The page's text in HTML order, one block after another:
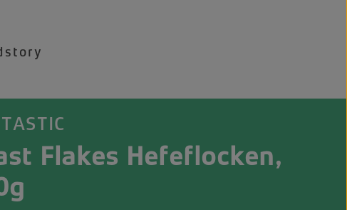
Flakes Hefeflocken,